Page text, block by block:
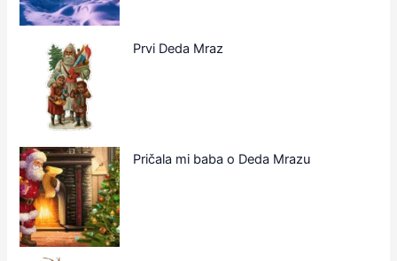
Prvi Deda Mraz
Pričala mi baba o Deda Mrazu